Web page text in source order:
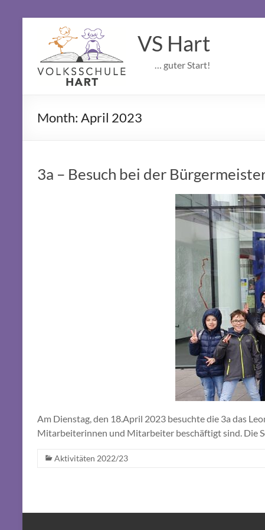
content
VS Hart
… guter Start!
Month: April 2023
3a – Besuch bei der
Am Dienstag, den 18.April 2023 besuchte die 3a das
Mitarbeiterinnen und Mitarbeiter beschäftigt sind. Die
Aktivitäten 2022/23